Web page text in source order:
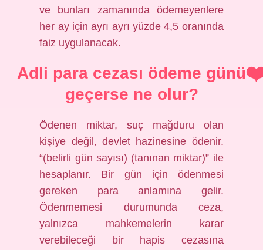
ve bunları zamanında ödemeyenlere
her ay için ayrı ayrı yüzde 4,5 oranında
faiz uygulanacak.
Adli para cezası ödeme günü
geçerse ne olur?
Ödenen miktar, suç mağduru olan
kişiye değil, devlet hazinesine ödenir.
“(belirli gün sayısı) (tanınan miktar)” ile
hesaplanır. Bir gün için ödenmesi
gereken para anlamına gelir.
Ödenmemesi durumunda ceza,
yalnızca mahkemelerin karar
verebileceği bir hapis cezasına